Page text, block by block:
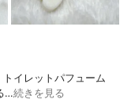
トイレットパフューム
…続きを見る